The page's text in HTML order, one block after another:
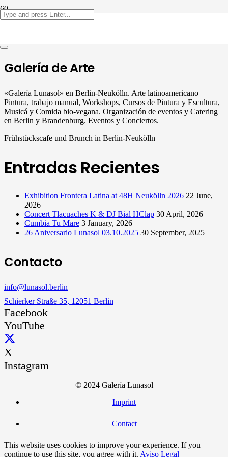
Galería de Arte
«Galería Lunasol» en Berlin-Neukölln. Arte latinoamericano –
Pintura, trabajo manual, Workshops, Cursos de Pintura y Escultura,
Musicá y Comida bio-vegana. Organización de eventos y Catering
en Berlin y Brandenburg. Eventos y Conciertos.
Frühstückscafe und Brunch in Berlin-Neukölln
Entradas Recientes
Exhibition Frontera Latina at 48H Neukölln 2026 22 June,
2026
Concert Tlacuaches K & DJ Bial HClap 30 April, 2026
Cumbia Tu Mare 3 January, 2026
26 Aniversario Lunasol 03.10.2025 30 September, 2025
Contacto
info@lunasol.berlin
Schierker Straße 35, 12051 Berlin
Facebook
YouTube
X
Instagram
© 2024 Galería Lunasol
Imprint
Contact
This website uses cookies to improve your experience. If you
continue to use this site, you agree with it. Aviso Legal